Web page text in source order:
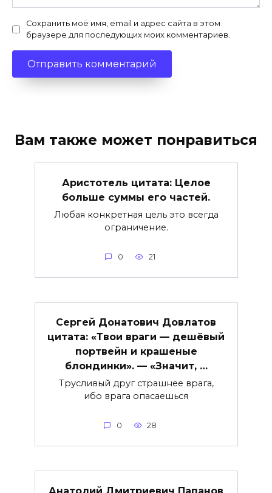
Сохранить моё имя, email и адрес сайта в этом
браузере для последующих моих комментариев.
Вам также может понравиться
Аристотель цитата: Целое
больше суммы его частей.
Любая конкретная цель это всегда
ограничение.
0 21
Сергей Донатович Довлатов
цитата: «Твои враги — дешёвый
портвейн и крашеные
блондинки». — «Значит, …
Трусливый друг страшнее врага,
ибо врага опасаешься
0 28
Анатолий Дмитриевич Папанов